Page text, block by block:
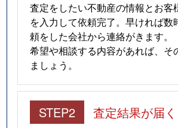
査定をしたい不動産の情報とお客
を入力して依頼完了。早ければ数
頼をした会社から連絡がきます。
希望や相談する内容があれば、そ
ましょう。
STEP2 査定結果が届く